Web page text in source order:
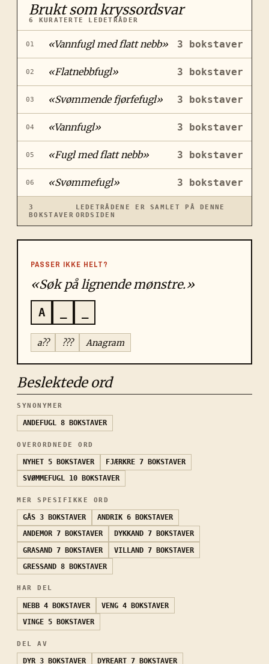
Brukt som kryssordsvar
6 KURATERTE LEDETRÅDER
01 «Vannfugl med flatt nebb» 3 bokstaver
02 «Flatnebbfugl» 3 bokstaver
03 «Svømmende fjørfefugl» 3 bokstaver
04 «Vannfugl» 3 bokstaver
05 «Fugl med flatt nebb» 3 bokstaver
06 «Svømmefugl» 3 bokstaver
3
BOKSTAVER
LEDETRÅDENE ER SAMLET PÅ DENNE
ORDSIDEN
PASSER IKKE HELT?
«Søk på lignende mønstre.»
A
a?? ??? Anagram
Beslektede ord
SYNONYMER
ANDEFUGL 8 BOKSTAVER
OVERORDNEDE ORD
NYHET 5 BOKSTAVER FJÆRKRE 7 BOKSTAVER
SVØMMEFUGL 10 BOKSTAVER
MER SPESIFIKKE ORD
GÅS 3 BOKSTAVER ANDRIK 6 BOKSTAVER
ANDEMOR 7 BOKSTAVER DYKKAND 7 BOKSTAVER
GRASAND 7 BOKSTAVER VILLAND 7 BOKSTAVER
GRESSAND 8 BOKSTAVER
HAR DEL
NEBB 4 BOKSTAVER VENG 4 BOKSTAVER
VINGE 5 BOKSTAVER
DEL AV
DYR 3 BOKSTAVER DYREART 7 BOKSTAVER